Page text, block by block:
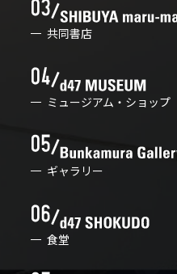
共同書店
ミュージアム・ショップ
ギャラリー
食堂